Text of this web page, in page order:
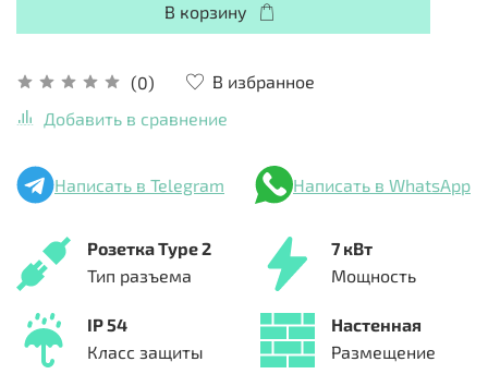
(0)
В избранное
Добавить в сравнение
В корзину
Настенная
Размещение
Розетка Type 2
Тип разъема
7 кВт
Мощность
IP 54
Класс защиты
Написать в Telegram Написать в WhatsApp